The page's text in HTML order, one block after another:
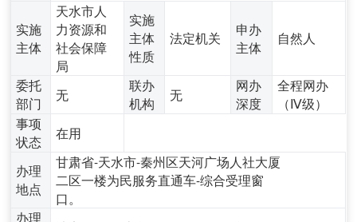
实施
主体
天水市人
力资源和
社会保障
局
实施
主体
性质
法定机关
申办
主体
自然人
委托
部门
无
联办
机构
无
网办
深度
全程网办
（Ⅳ级）
事项
状态
在用
办理
地点
甘肃省-天水市-秦州区天河广场人社大厦
二区一楼为民服务直通车-综合受理窗
口。
办理